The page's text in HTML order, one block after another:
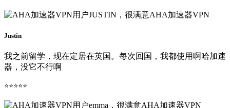
Justin
我之前留学，现在定居在英国。每次回国，我都使用啊哈加速
器，没它不行啊
⭐⭐⭐⭐⭐